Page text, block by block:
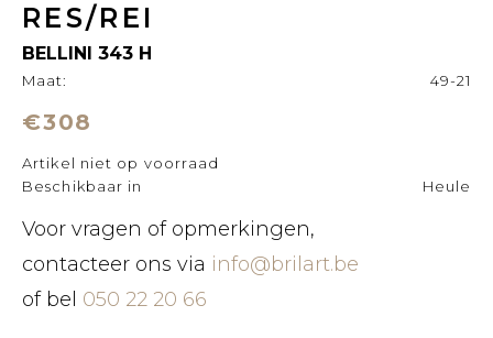
RES/REI
BELLINI 343 H
Maat: 49-21
€308
Artikel niet op voorraad
Beschikbaar in
Heule
Voor vragen of opmerkingen,
contacteer ons via info@brilart.be
of bel 050 22 20 66